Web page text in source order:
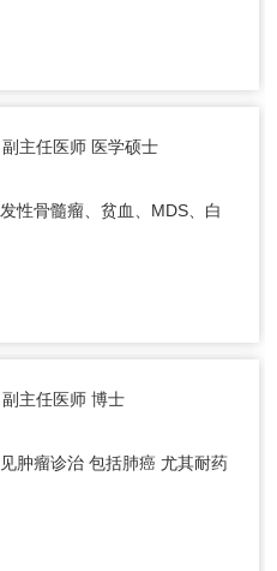
副主任医师 医学硕士
性骨髓瘤、贫血、MDS、白
副主任医师 博士
肿瘤诊治 包括肺癌 尤其耐药